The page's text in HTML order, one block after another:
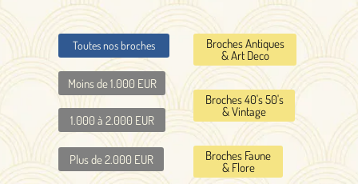
Broches Antiques
& Art Deco
Broches 40's 50's
& Vintage
Broches Faune
& Flore
Toutes nos broches
1.000 à 2.000 EUR
Moins de 1.000 EUR
Plus de 2.000 EUR